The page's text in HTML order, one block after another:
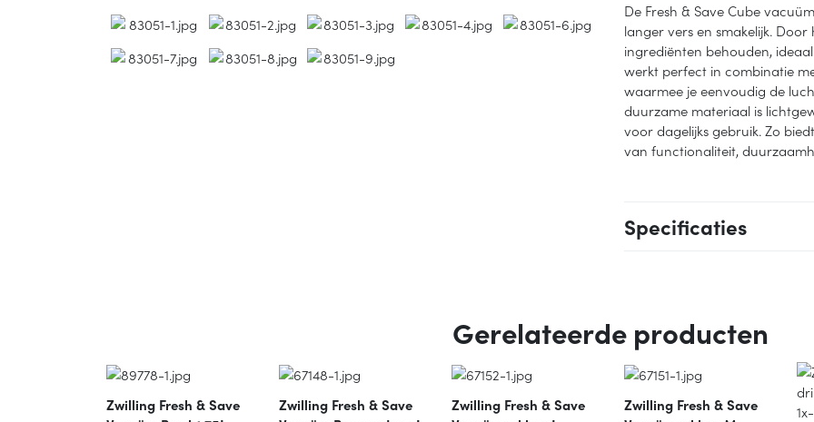
De Fresh & Save Cube
langer vers en smakelijk.
ingrediënten behouden,
werkt perfect in combinatie
waarmee je eenvoudig de
duurzame materiaal is
voor dagelijks gebruik. Zo
van functionaliteit,
Specificaties
Gerelateerde producten
Zwilling Fresh & Save
Zwilling Fresh & Save
Zwilling Fresh & Save
Zwilling Fresh & Save